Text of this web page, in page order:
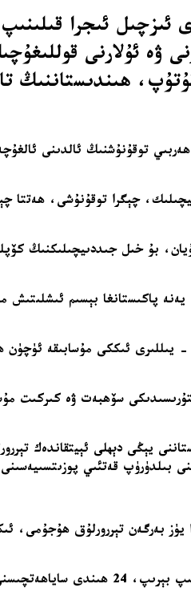
ۋە ئۇلارنى
تۇتۇپ،
توقۇنۇشنىڭ ئالدىنى
ئايلاندى، ھەربىي جىددىيچىلىك، چېگرا
ھۆكۈمىتى 2014-يىلى ھاكىمىيەت بېشىغا چىققاندىن بۇيان، بۇ خىل
يەنە پاكىستانغا بېسىم
ھىندىستان ئەڭ ئاخىرقى قېتىم 2006-يىلى ئىككى تەرەپ مۇسابىقىسى ئۈچۈن پاكىستاننى زىيارەت قىلغان، پاكىستان
سۆھبەت ۋە كىركىت
يېڭى دېھلى ئېيتقاندەك
بىلدۈرۈپ قەتئىي
يۈز بەرگەن تېررورلۇق ھۇجۇمى،
نىڭ بەش نەپەر قوراللىق ئەزاسى بۇ ھۇجۇمنى